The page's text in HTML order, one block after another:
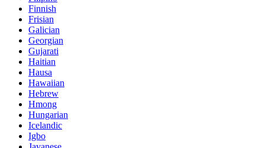
Finnish
Frisian
Galician
Georgian
Gujarati
Haitian
Hausa
Hawaiian
Hebrew
Hmong
Hungarian
Icelandic
Igbo